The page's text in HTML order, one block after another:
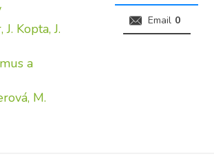
Kopta, J.
a
M.
Email 0